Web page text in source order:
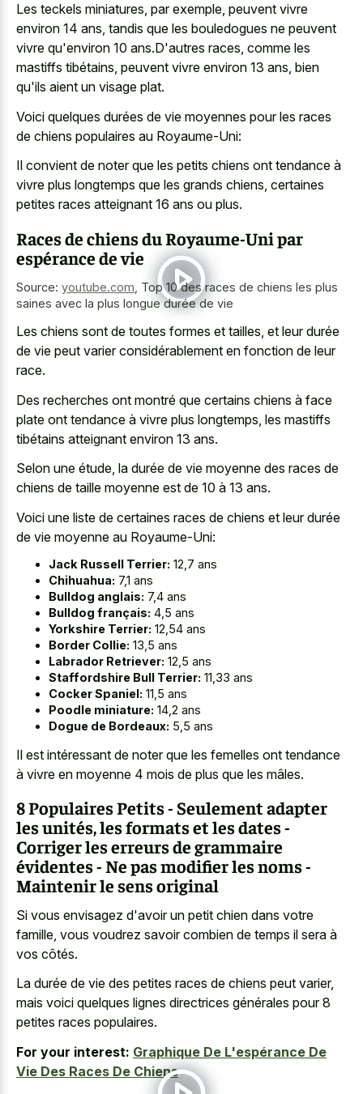
Les teckels miniatures, par exemple, peuvent vivre
environ 14 ans, tandis que les bouledogues ne peuvent
vivre qu'environ 10 ans.D'autres races, comme les
mastiffs tibétains, peuvent vivre environ 13 ans, bien
qu'ils aient un visage plat.
Voici quelques durées de vie moyennes pour les races
de chiens populaires au Royaume-Uni:
Il convient de noter que les petits chiens ont tendance à
vivre plus longtemps que les grands chiens, certaines
petites races atteignant 16 ans ou plus.
Races de chiens du Royaume-Uni par
espérance de vie
Source: youtube.com Top 10 des races de chiens les plus
saines avec la plus longue durée de vie
Les chiens sont de toutes formes et tailles, et leur durée
de vie peut varier considérablement en fonction de leur
race.
Des recherches ont montré que certains chiens à face
plate ont tendance à vivre plus longtemps, les mastiffs
tibétains atteignant environ 13 ans.
Selon une étude, la durée de vie moyenne des races de
chiens de taille moyenne est de 10 à 13 ans.
Voici une liste de certaines races de chiens et leur durée
de vie moyenne au Royaume-Uni:
Jack Russell Terrier: 12,7 ans
Chihuahua: 7,1 ans
Bulldog anglais: 7,4 ans
Bulldog français: 4,5 ans
Yorkshire Terrier: 12,54 ans
Border Collie: 13,5 ans
Labrador Retriever: 12,5 ans
Staffordshire Bull Terrier: 11,33 ans
Cocker Spaniel: 11,5 ans
Poodle miniature: 14,2 ans
Dogue de Bordeaux: 5,5 ans
Il est intéressant de noter que les femelles ont tendance
à vivre en moyenne 4 mois de plus que les mâles.
8 Populaires Petits - Seulement adapter
les unités, les formats et les dates -
Corriger les erreurs de grammaire
évidentes - Ne pas modifier les noms -
Maintenir le sens original
Si vous envisagez d'avoir un petit chien dans votre
famille, vous voudrez savoir combien de temps il sera à
vos côtés.
La durée de vie des petites races de chiens peut varier,
mais voici quelques lignes directrices générales pour 8
petites races populaires.
For your interest: Graphique De L'espérance De
Vie Des Races De Chiens